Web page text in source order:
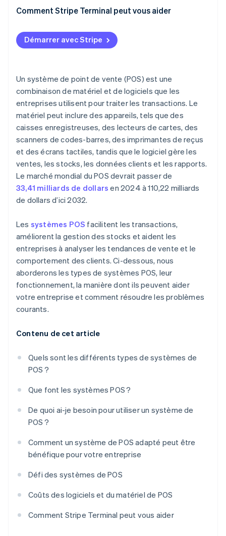
Coûts logiciels
Coûts du matériel
Frais supplémentaires
Comment Stripe Terminal peut vous aider
Démarrer avec Stripe
Un système de point de vente (POS) est une
combinaison de matériel et de logiciels que les
entreprises utilisent pour traiter les transactions. Le
matériel peut inclure des appareils, tels que des
caisses enregistreuses, des lecteurs de cartes, des
scanners de codes-barres, des imprimantes de reçus
et des écrans tactiles, tandis que le logiciel gère les
ventes, les stocks, les données clients et les rapports.
Le marché mondial du POS devrait passer de
33,41 milliards de dollars en 2024 à 110,22 milliards
de dollars d’ici 2032.
Les systèmes POS facilitent les transactions,
améliorent la gestion des stocks et aident les
entreprises à analyser les tendances de vente et le
comportement des clients. Ci-dessous, nous
aborderons les types de systèmes POS, leur
fonctionnement, la manière dont ils peuvent aider
votre entreprise et comment résoudre les problèmes
courants.
Contenu de cet article
Quels sont les différents types de systèmes de
POS ?
Que font les systèmes POS ?
De quoi ai-je besoin pour utiliser un système de
POS ?
Comment un système de POS adapté peut être
bénéfique pour votre entreprise
Défi des systèmes de POS
Coûts des logiciels et du matériel de POS
Comment Stripe Terminal peut vous aider